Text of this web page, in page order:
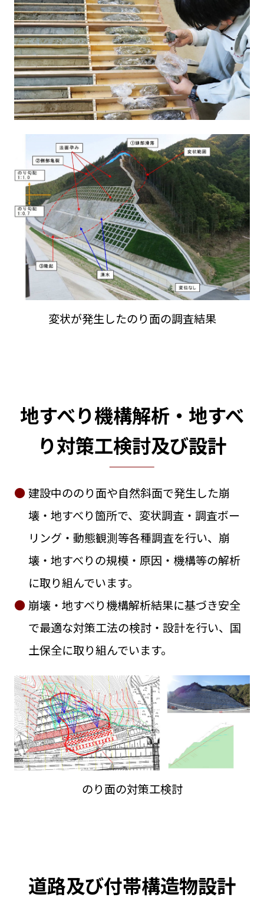
変状が発生したのり面の調査結果
地すべり機構解析・地すべ
り対策工検討及び設計
建設中ののり面や自然斜面で発生した崩
壊・地すべり箇所で、変状調査・調査ボー
リング・動態観測等各種調査を行い、崩
壊・地すべりの規模・原因・機構等の解析
に取り組んでいます。
崩壊・地すべり機構解析結果に基づき安全
で最適な対策工法の検討・設計を行い、国
土保全に取り組んでいます。
のり面の対策工検討
道路及び付帯構造物設計